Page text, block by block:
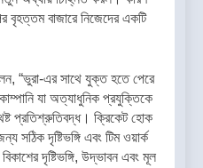
বৃহত্তম বাজারে নিজেদের একটি
“ভুরা-এর সাথে যুক্ত হতে পেরে
যা অত্যাধুনিক প্রযুক্তিকে
প্রতিশ্রুতিবদ্ধ। ক্রিকেট হোক
সঠিক দৃষ্টিভঙ্গি এবং টিম ওয়ার্ক
দৃষ্টিভঙ্গি, উদ্ভাবন এবং মূল